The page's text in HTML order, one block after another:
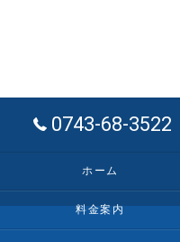
0743-68-3522
ホーム
料金案内